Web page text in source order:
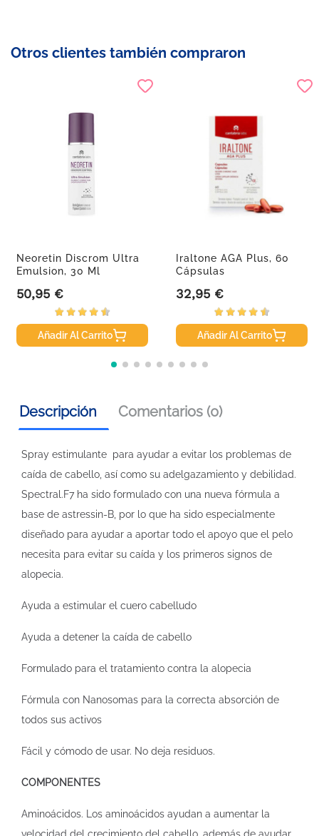
Otros clientes también compraron
Neoretin Discrom Ultra
Emulsion, 30 Ml
Precio
50,95 €
Añadir Al Carrito
Iraltone AGA Plus, 60
Cápsulas
Precio
32,95 €
Añadir Al Carrito
Descripción Comentarios (0)
Spray estimulante para ayudar a evitar los problemas de
caída de cabello, así como su adelgazamiento y debilidad.
Spectral.F7 ha sido formulado con una nueva fórmula a
base de astressin-B, por lo que ha sido especialmente
diseñado para ayudar a aportar todo el apoyo que el pelo
necesita para evitar su caída y los primeros signos de
alopecia.
Ayuda a estimular el cuero cabelludo
Ayuda a detener la caída de cabello
Formulado para el tratamiento contra la alopecia
Fórmula con Nanosomas para la correcta absorción de
todos sus activos
Fácil y cómodo de usar. No deja residuos.
COMPONENTES
Aminoácidos. Los aminoácidos ayudan a aumentar la